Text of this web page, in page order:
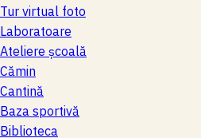
Tur virtual foto
Laboratoare
Ateliere şcoală
Cămin
Cantină
Baza sportivă
Biblioteca